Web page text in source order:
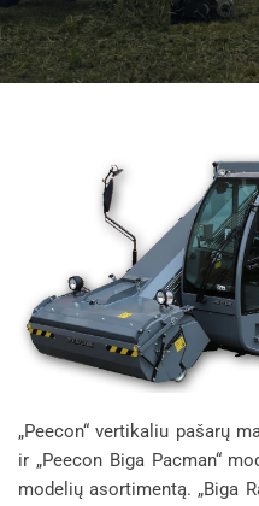
„Peecon“ vertikaliu pašarų
ir „Peecon Biga Pacman“
modelių asortimentą. „Biga